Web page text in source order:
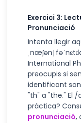
Exercici 3:
Pronunciació
Intenta llegir
ˌnæʃənl̩
International
preocupis si
identificant
"th" a "the." El
pràctica?
pronunciació,